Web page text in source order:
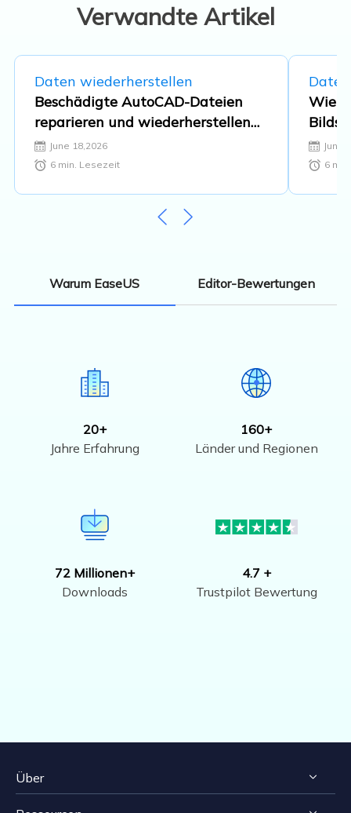
Verwandte Artikel
Daten wiederherstellen
Beschädigte AutoCAD-Dateien
reparieren und wiederherstellen
[2026 Anleitung]
June 18,2026
6min. Lesezeit
Wie
June
6
Warum EaseUS Editor-Bewertungen
20+
Jahre Erfahrung
160+
Länder und Regionen
72 Millionen+
Downloads
4.7 +
Trustpilot Bewertung
Über